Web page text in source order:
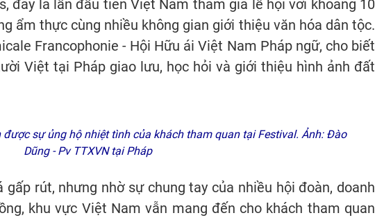
đây là lần đầu tiên Việt Nam tham gia lễ hội với khoảng 10
ẩm thực cùng nhiều không gian giới thiệu văn hóa dân tộc.
Francophonie - Hội Hữu ái Việt Nam Pháp ngữ, cho biết
Việt tại Pháp giao lưu, học hỏi và giới thiệu hình ảnh đất
sự ủng hộ nhiệt tình của khách tham quan tại Festival. Ảnh: Đào
Dũng - Pv TTXVN tại Pháp
rút, nhưng nhờ sự chung tay của nhiều hội đoàn, doanh
khu vực Việt Nam vẫn mang đến cho khách tham quan